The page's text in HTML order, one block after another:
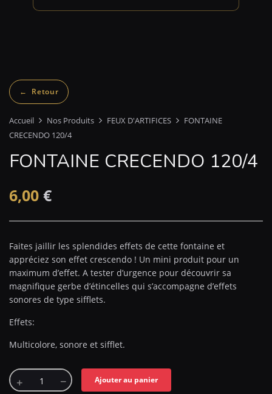
Accueil Nos Produits FEUX D'ARTIFICES
FONTAINE
CRECENDO 120/4
FONTAINE CRECENDO 120/4
6,00 €
Faites jaillir les splendides effets de cette fontaine et
appréciez son effet crescendo ! Un mini produit pour un
maximum d’effet. A tester d’urgence pour découvrir sa
magnifique gerbe d’étincelles qui s’accompagne d’effets
sonores de type sifflets.
Effets:
Multicolore, sonore et sifflet.
Ajouter au panier